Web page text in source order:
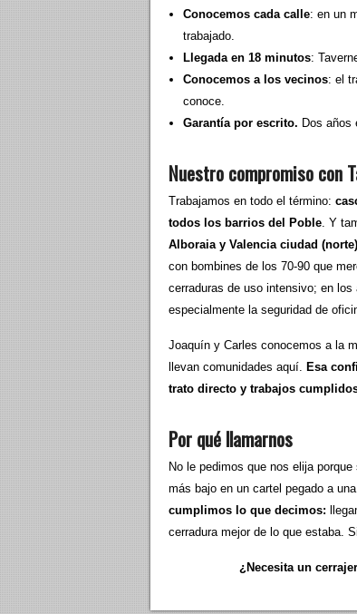
Conocemos cada calle: en un
trabajado.
Llegada en 18 minutos:
Conocemos a los vecinos: el
conoce.
Garantía por escrito. Dos años
Nuestro compromiso con
Trabajamos en todo el término:
todos los barrios del Poble. Y
Alboraia y Valencia ciudad (norte)
con bombines de los 70-90 que
cerraduras de uso intensivo; en
especialmente la seguridad de
Joaquín y Carles conocemos a la
llevan comunidades aquí. Esa
trato directo y trabajos
Por qué llamarnos
No le pedimos que nos elija
más bajo en un cartel pegado a
cumplimos lo que decimos:
cerradura mejor de lo que estaba.
¿Necesita un